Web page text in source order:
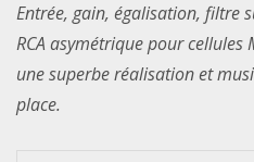
Entrée, gain, égalisation, filtre
RCA asymétrique pour cellules
une superbe réalisation et
place.